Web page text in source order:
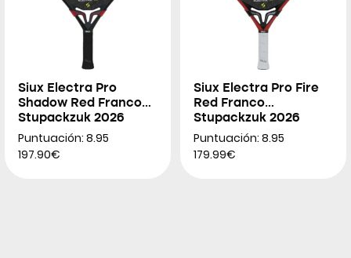
Siux Electra Pro
Shadow Red Franco
Stupackzuk 2026
Puntuación: 8.95
197.90€
Siux Electra Pro Fire
Red Franco
Stupackzuk 2026
Puntuación: 8.95
179.99€